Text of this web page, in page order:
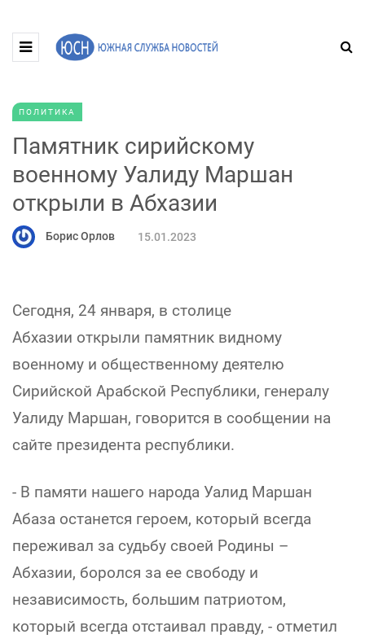
ПОЛИТИКА
Памятник сирийскому
военному Уалиду Маршан
открыли в Абхазии
Борис Орлов 15.01.2023
Сегодня, 24 января, в столице
Абхазии открыли памятник видному
военному и общественному деятелю
Сирийской Арабской Республики, генералу
Уалиду Маршан, говорится в сообщении на
сайте президента республики.
- В памяти нашего народа Уалид Маршан
Абаза останется героем, который всегда
переживал за судьбу своей Родины –
Абхазии, боролся за ее свободу и
независимость, большим патриотом,
который всегда отстаивал правду, - отметил